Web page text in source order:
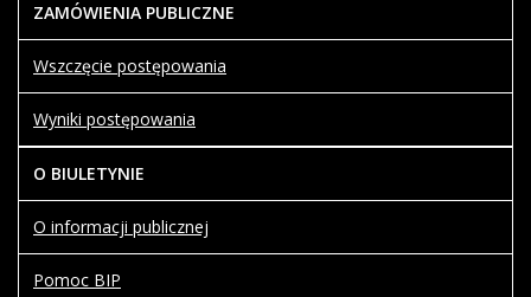
ZAMÓWIENIA PUBLICZNE
Wszczęcie postępowania
Wyniki postępowania
O BIULETYNIE
O informacji publicznej
Pomoc BIP